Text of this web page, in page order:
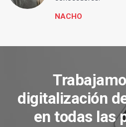
NACHO
digitalización
en todas las